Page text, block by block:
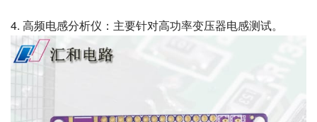
4. 高频电感分析仪：主要针对高功率变压器电感测试。